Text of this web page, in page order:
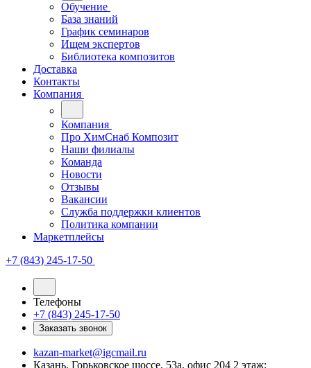
Обучение
База знаний
График семинаров
Ищем экспертов
Библиотека композитов
Доставка
Контакты
Компания
Компания
Про ХимСнаб Композит
Наши филиалы
Команда
Новости
Отзывы
Вакансии
Служба поддержки клиентов
Политика компании
Маркетплейсы
+7 (843) 245-17-50
Телефоны
+7 (843) 245-17-50
Заказать звонок
kazan-market@igcmail.ru
Казань, ​Горьковское шоссе, 53а, офис 204 2 этаж;